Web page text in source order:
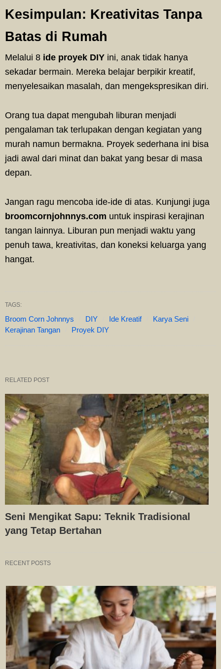
Kesimpulan: Kreativitas Tanpa
Batas di Rumah
Melalui 8 ide proyek DIY ini, anak tidak hanya
sekadar bermain. Mereka belajar berpikir kreatif,
menyelesaikan masalah, dan mengekspresikan diri.
Orang tua dapat mengubah liburan menjadi
pengalaman tak terlupakan dengan kegiatan yang
murah namun bermakna. Proyek sederhana ini bisa
jadi awal dari minat dan bakat yang besar di masa
depan.
Jangan ragu mencoba ide-ide di atas. Kunjungi juga
broomcornjohnnys.com untuk inspirasi kerajinan
tangan lainnya. Liburan pun menjadi waktu yang
penuh tawa, kreativitas, dan koneksi keluarga yang
hangat.
TAGS:
Broom Corn Johnnys DIY Ide Kreatif
Karya Seni
Kerajinan Tangan
Proyek DIY
RELATED POST
Seni Mengikat Sapu: Teknik Tradisional
yang Tetap Bertahan
RECENT POSTS